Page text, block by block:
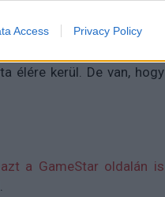
Access Privacy Policy
élére kerül. De van, hogy
a GameStar oldalán is
.